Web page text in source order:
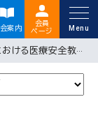
案内
会員
ページ
け付けております 2025年3月4日（火）開催